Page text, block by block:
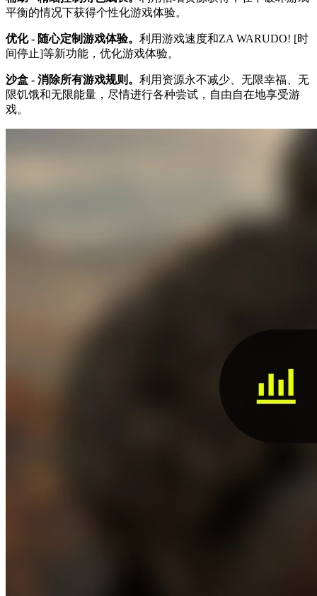
平衡的情况下获得个性化游戏体验。
优化 - 随心定制游戏体验。 利用游戏速度和ZA WARUDO! [时
间停止]等新功能，优化游戏体验。
沙盒 - 消除所有游戏规则。 利用资源永不减少、无限幸福、无
限饥饿和无限能量，尽情进行各种尝试，自由自在地享受游
戏。